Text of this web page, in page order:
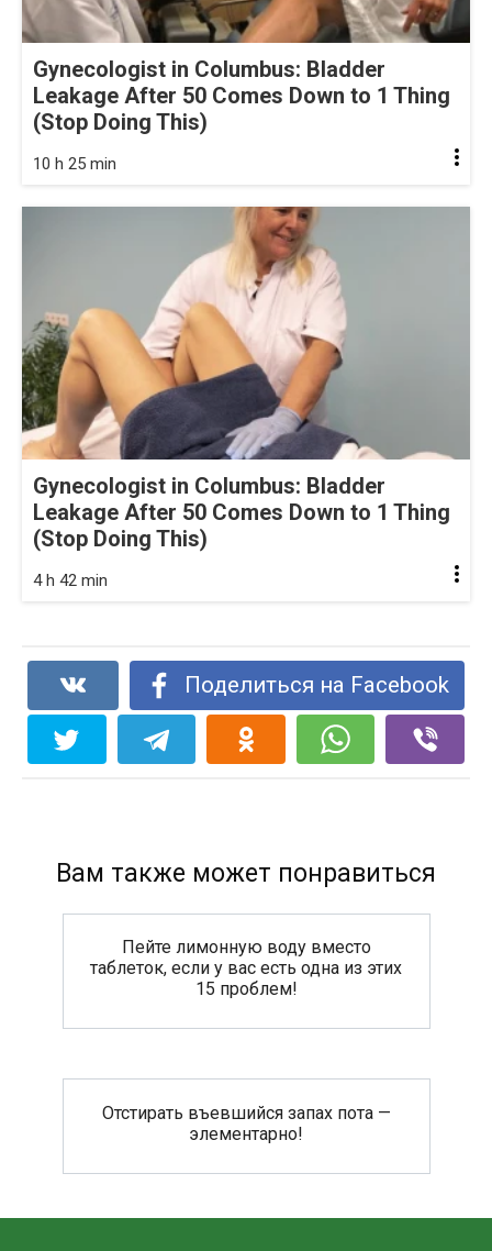
Gynecologist in Columbus: Bladder
Leakage After 50 Comes Down to 1 Thing
(Stop Doing This)
10 h 25 min
Gynecologist in Columbus: Bladder
Leakage After 50 Comes Down to 1 Thing
(Stop Doing This)
4 h 42 min
Поделиться на Facebook
Вам также может понравиться
Пейте лимонную воду вместо
таблеток, если у вас есть одна из этих
15 проблем!
Отстирать въевшийся запах пота —
элементарно!